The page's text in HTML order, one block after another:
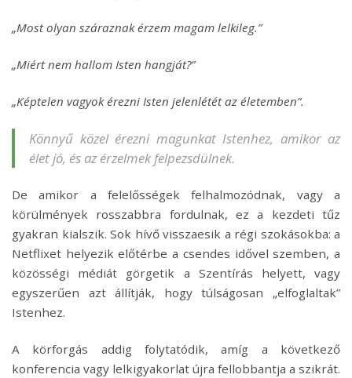
„Most olyan száraznak érzem magam lelkileg.”
„Miért nem hallom Isten hangját?”
„Képtelen vagyok érezni Isten jelenlétét az életemben”.
Könnyű közel érezni magunkat Istenhez, amikor az
élet jó, és az érzelmek felpezsdülnek.
De amikor a felelősségek felhalmozódnak, vagy a
körülmények rosszabbra fordulnak, ez a kezdeti tűz
gyakran kialszik. Sok hívő visszaesik a régi szokásokba: a
Netflixet helyezik előtérbe a csendes idővel szemben, a
közösségi médiát görgetik a Szentírás helyett, vagy
egyszerűen azt állítják, hogy túlságosan „elfoglaltak”
Istenhez.
A körforgás addig folytatódik, amíg a következő
konferencia vagy lelkigyakorlat újra fellobbantja a szikrát.